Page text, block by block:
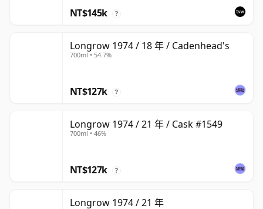
NT$145k ?
Longrow 1974 / 18 年 / Cadenhead's
700ml • 54.7%
NT$127k ?
Longrow 1974 / 21 年 / Cask #1549
700ml • 46%
NT$127k ?
Longrow 1974 / 21 年